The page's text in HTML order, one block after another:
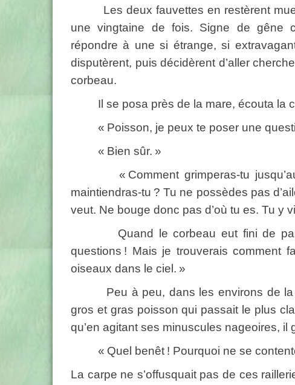
Les deux fauvettes en restèrent
une vingtaine de fois. Signe de gêne
répondre à une si étrange, si
disputèrent, puis décidèrent d’aller
corbeau.
Il se posa près de la mare, écouta la
« Poisson, je peux te poser une
« Bien sûr. »
« Comment grimperas-tu jusqu’aux
maintiendras-tu ? Tu ne possèdes pas
veut. Ne bouge donc pas d’où tu es. Tu y
Quand le corbeau eut fini de
questions ! Mais je trouverais comment
oiseaux dans le ciel. »
Peu à peu, dans les environs de la
gros et gras poisson qui passait le plus
qu’en agitant ses minuscules nageoires, il
« Quel benêt ! Pourquoi ne se
La carpe ne s’offusquait pas de ces